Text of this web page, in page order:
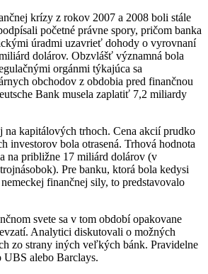
krízy z rokov 2007 a 2008 boli stále
početné právne spory, pričom banka
úradmi uzavrieť dohody o vyrovnaní
dolárov. Obzvlášť významná bola
orgánmi týkajúca sa
obchodov z obdobia pred finančnou
Bank musela zaplatiť 7,2 miliardy
na kapitálových trhoch. Cena akcií prudko
investorov bola otrasená. Trhová hodnota
na približne 17 miliárd dolárov (v
Pre banku, ktorá bola kedysi
finančnej sily, to predstavovalo
svete sa v tom období opakovane
Analytici diskutovali o možných
zo strany iných veľkých bánk. Pravidelne
UBS alebo Barclays.